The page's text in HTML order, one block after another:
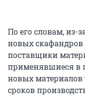
По его словам, из-
новых
поставщики
применявшиеся в
новых
сроков